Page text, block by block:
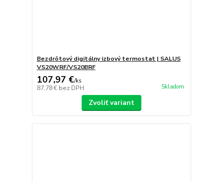
Bezdrôtový digitálny izbový termostat | SALUS
VS20WRF/VS20BRF
107,97 €/ks
87,78 € bez DPH Skladom
Zvoliť variant